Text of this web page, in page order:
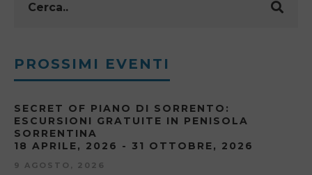
PROSSIMI EVENTI
SECRET OF PIANO DI SORRENTO:
ESCURSIONI GRATUITE IN PENISOLA
SORRENTINA
18 APRILE, 2026 - 31 OTTOBRE, 2026
9 AGOSTO, 2026